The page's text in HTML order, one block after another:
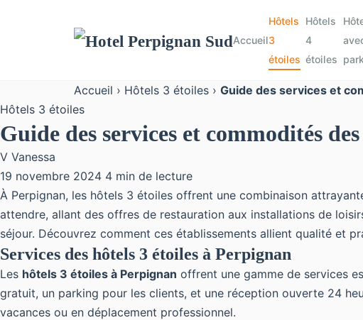
Accueil
Hôtels
3
étoiles
Hôtels
4
étoiles
Accueil › Hôtels 3 étoiles › Guide des services et
Hôtels 3 étoiles
Guide des services et commodités
V Vanessa
19 novembre 2024 4 min de lecture
À Perpignan, les hôtels 3 étoiles offrent une combinaison
attendre, allant des offres de restauration aux installations de
séjour. Découvrez comment ces établissements allient qualité et
Services des hôtels 3 étoiles à Perpignan
Les hôtels 3 étoiles à Perpignan offrent une gamme de services
gratuit, un parking pour les clients, et une réception ouverte 24
vacances ou en déplacement professionnel.